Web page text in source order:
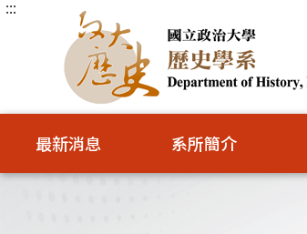
跳
塊
:::
最新消息 系所簡介